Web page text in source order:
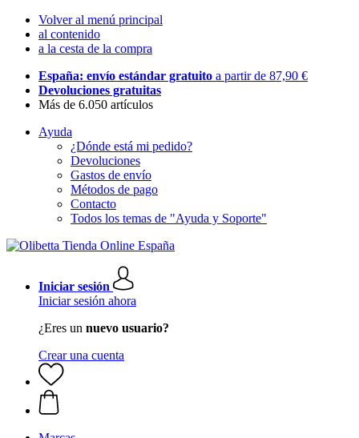
Volver al menú principal
al contenido
a la cesta de la compra
España: envío estándar gratuito a partir de 87,90 €
Devoluciones gratuitas
Más de 6.050 artículos
Ayuda
¿Dónde está mi pedido?
Devoluciones
Gastos de envío
Métodos de pago
Contacto
Todos los temas de "Ayuda y Soporte"
Iniciar sesión
Iniciar sesión ahora
¿Eres un nuevo usuario?
Crear una cuenta